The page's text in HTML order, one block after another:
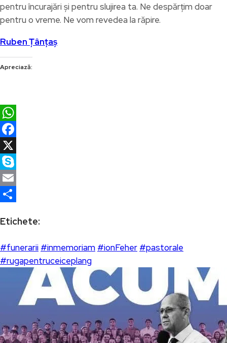
pentru încurajări și pentru slujirea ta. Ne despărțim doar
pentru o vreme. Ne vom revedea la răpire.
Ruben Țânțaș
Apreciază:
WhatsApp
Facebook
X
Skype
Email
Etichete:
#funerarii #inmemoriam #ionFeher #pastorale
#rugapentruceiceplang